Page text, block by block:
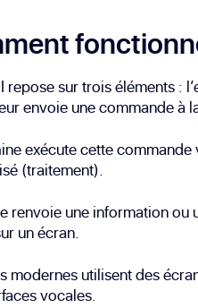
repose sur trois éléments :
envoie une commande à
exécute cette
(traitement).
renvoie une information ou
un écran.
modernes utilisent des
vocales.